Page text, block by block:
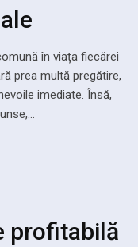
în viața fiecărei
prea multă pregătire,
imediate. Însă,
profitabilă